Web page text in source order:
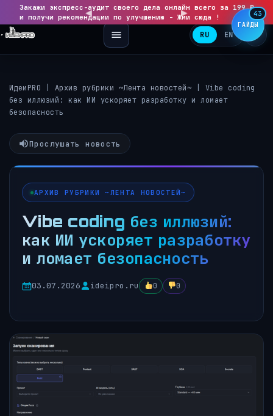
◀
Закажи экспресс-аудит своего дела онлайн всего за 199 ₽
и получи рекомендации по улучшению - Жми сюда !▶
RU EN
ИдеиPRO Архив рубрики ~Лента новостей~
Vibe coding
без иллюзий: как ИИ ускоряет разработку и ломает
безопасность
Прослушать новость
АРХИВ РУБРИКИ ~ЛЕНТА НОВОСТЕЙ~
Vibe coding без иллюзий:
как ИИ ускоряет разработку
и ломает безопасность
03.07.2026 ideipro.ru 0 0
ГАЙДЫ
43